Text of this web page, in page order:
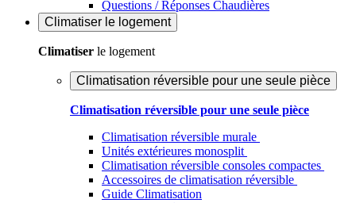
Questions / Réponses Chaudières
Climatiser le logement
Climatiser le logement
Climatisation réversible pour une seule pièce
Climatisation réversible pour une seule pièce
Climatisation réversible murale
Unités extérieures monosplit
Climatisation réversible consoles compactes
Accessoires de climatisation réversible
Guide Climatisation